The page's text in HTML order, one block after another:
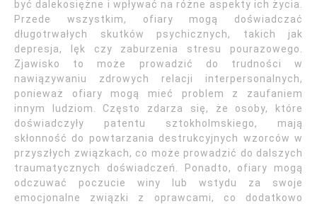
być dalekosiężne i wpływać na różne aspekty ich życia.
Przede wszystkim, ofiary mogą doświadczać
długotrwałych skutków psychicznych, takich jak
depresja, lęk czy zaburzenia stresu pourazowego.
Zjawisko to może prowadzić do trudności w
nawiązywaniu zdrowych relacji interpersonalnych,
ponieważ ofiary mogą mieć problem z zaufaniem
innym ludziom. Często zdarza się, że osoby, które
doświadczyły patentu sztokholmskiego, mają
skłonność do powtarzania destrukcyjnych wzorców w
przyszłych związkach, co może prowadzić do dalszych
traumatycznych doświadczeń. Ponadto, ofiary mogą
odczuwać poczucie winy lub wstydu za swoje
emocjonalne związki z oprawcami, co dodatkowo